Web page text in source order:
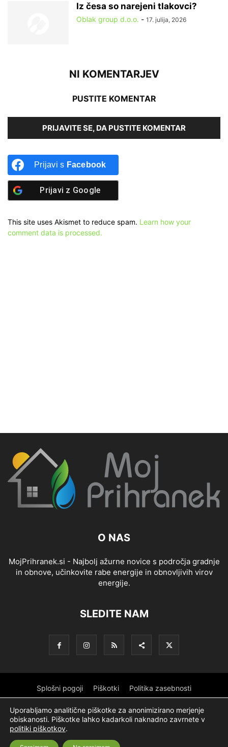
Iz česa so narejeni tlakovci?
Oblak group d.o.o. - 17. julija, 2026
NI KOMENTARJEV
PUSTITE KOMENTAR
PRIJAVITE SE, DA PUSTITE KOMENTAR
Prijavi s Facebook
Prijavi z Google
This site uses Akismet to reduce spam. Learn how your
comment data is processed.
O NAS
MojPrihranek.si - Najbolj ažurne novice s področja gradnje
in obnove, učinkovite rabe energije in obnovljivih virov
energije.
SLEDITE NAM
Splošni pogoji Piškotki Politika zasebnosti
Oglaševanje Partnerji Sofinanciranje Logotip
O podjetju
Uporabljamo analitične piškotke za anonimizirano merjenje
obiskanosti. Piškotke lahko kadarkoli naknadno zavrnete v
politiki piškotkov.